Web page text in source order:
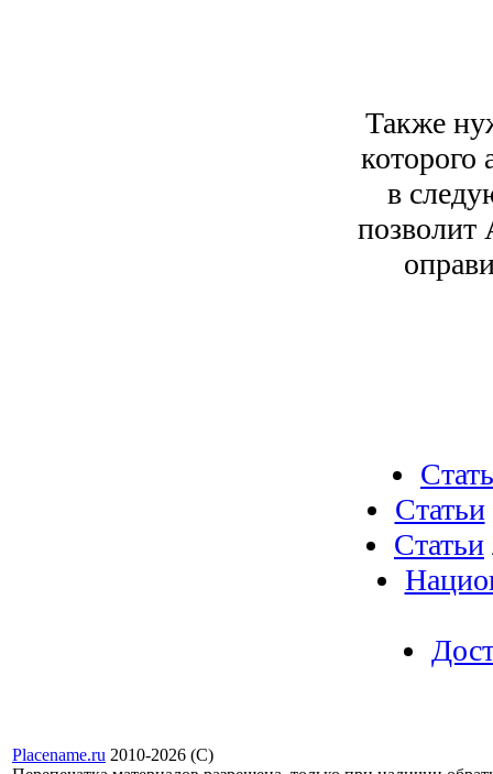
Также
которого
в
позволит
Статьи
Статьи
Placename.ru 2010-2026 (С)